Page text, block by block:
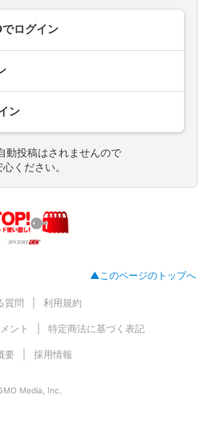
ログイン
ン
動投稿はされませんので
心ください。
▲このページのトップへ
質問 利用規約
ント 特定商法に基づく表記
要 採用情報
Media, Inc.